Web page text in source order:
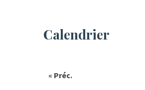
Calendrier
« Préc.